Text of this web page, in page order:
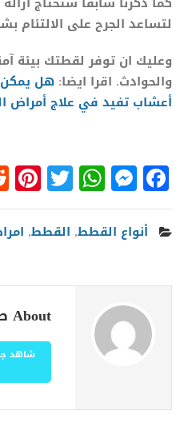
لتساعد الجرح على الالتئام
وعليك ان توفر لقطتك بيئة
والحوادث. اقرا ايضا:
أعشاب تفيد في علاج أمراض
Facebook
Messenger
أنواع القطط, القطط,
About طبيبة بيطرية
شاهد